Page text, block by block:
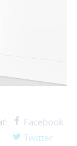
Facebook
Twitter